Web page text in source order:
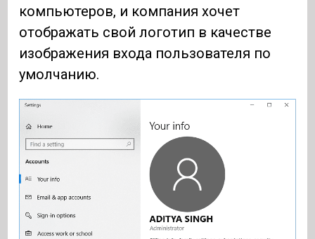
компьютеров, и компания хочет
отображать свой логотип в качестве
изображения входа пользователя по
умолчанию.